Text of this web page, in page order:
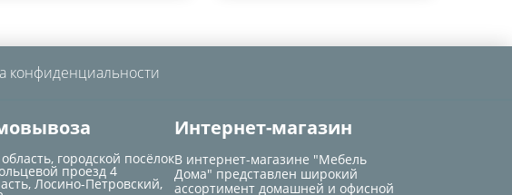
конфиденциальности
городской посёлок
проезд 4
Лосино-Петровский,
Интернет-магазин
В интернет-магазине "Мебель
Дома" представлен широкий
ассортимент домашней и офисной